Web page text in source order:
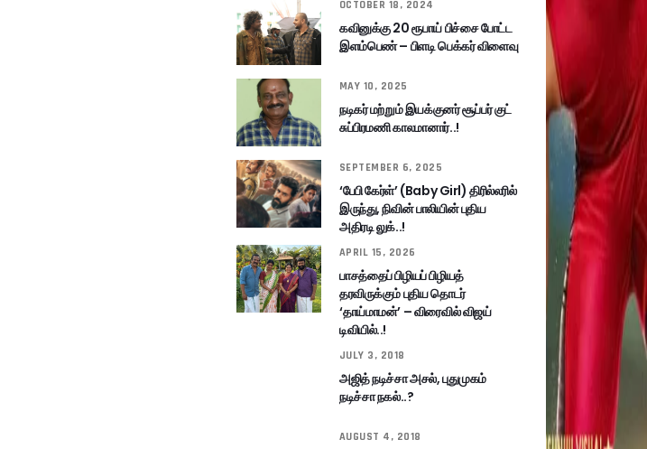
OCTOBER 18, 2024
கவினுக்கு 20 ரூபாய் பிச்சை போட்ட
இளம்பெண் – பிளடி பெக்கர் விளைவு
MAY 10, 2025
நடிகர் மற்றும் இயக்குனர் சூப்பர் குட்
சுப்பிரமணி காலமானார்..!
SEPTEMBER 6, 2025
‘பேபி கேர்ள்’ (Baby Girl) திரில்லரில்
இருந்து, நிவின் பாலியின் புதிய
அதிரடி லுக்..!
APRIL 15, 2026
பாசத்தைப் பிழியப் பிழியத்
தரவிருக்கும் புதிய தொடர்
‘தாய்மாமன்’ – விரைவில் விஜய்
டிவியில்..!
JULY 3, 2018
அஜித் நடிச்சா அசல், புதுமுகம்
நடிச்சா நகல்..?
AUGUST 4, 2018